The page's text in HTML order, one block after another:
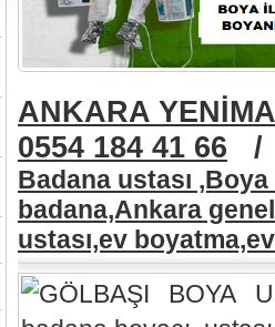
ANKARA
0554 184 41 66
Badana ustası
badana,Ankara
ustası,ev